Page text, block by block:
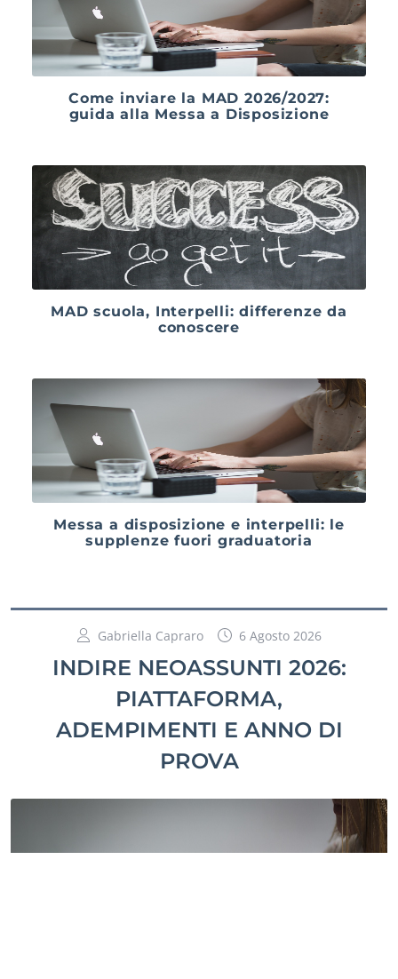
Come inviare la MAD 2026/2027:
guida alla Messa a Disposizione
MAD scuola, Interpelli: differenze da
conoscere
Messa a disposizione e interpelli: le
supplenze fuori graduatoria
Gabriella Capraro 6 Agosto 2026
INDIRE NEOASSUNTI 2026:
PIATTAFORMA,
ADEMPIMENTI E ANNO DI
PROVA